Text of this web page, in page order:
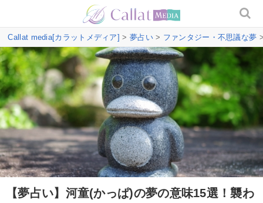
Callat media[カラットメディア] > 夢占い> ファンタジー・不思議な夢
【夢占い】河童(かっぱ)の夢の意味15選！襲わ